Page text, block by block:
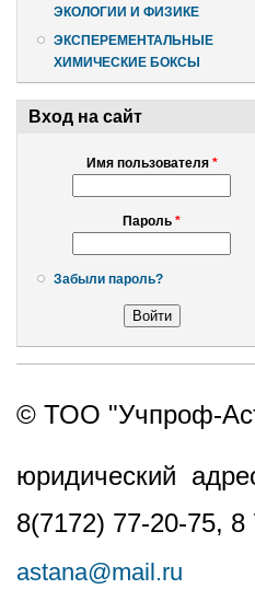
ЭКОЛОГИИ И ФИЗИКЕ
ЭКСПЕРЕМЕНТАЛЬНЫЕ
ХИМИЧЕСКИЕ БОКСЫ
Вход на сайт
Имя пользователя *
Пароль *
Забыли пароль?
© ТОО "Учпроф-
юридический
8(7172) 77-20-75, 8
astana@mail.ru